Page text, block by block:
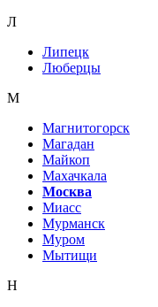
Л
Липецк
Люберцы
М
Магнитогорск
Магадан
Майкоп
Махачкала
Москва
Миасс
Мурманск
Муром
Мытищи
Н